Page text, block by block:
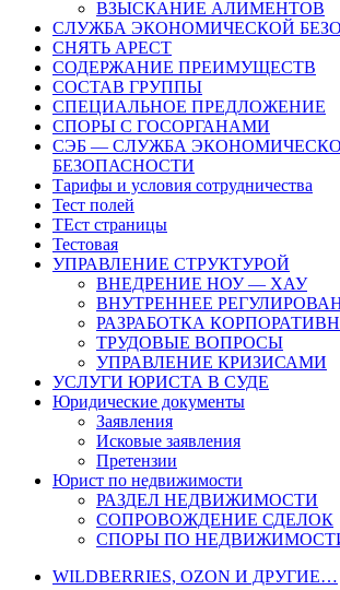
ВЗЫСКАНИЕ АЛИМЕНТОВ
СЛУЖБА ЭКОНОМИЧЕСКОЙ
СНЯТЬ АРЕСТ
СОДЕРЖАНИЕ ПРЕИМУЩЕСТВ
СОСТАВ ГРУППЫ
СПЕЦИАЛЬНОЕ ПРЕДЛОЖЕНИЕ
СПОРЫ С ГОСОРГАНАМИ
СЭБ — СЛУЖБА
БЕЗОПАСНОСТИ
Тарифы и условия сотрудничества
Тест полей
ТЕст страницы
Тестовая
УПРАВЛЕНИЕ СТРУКТУРОЙ
ВНЕДРЕНИЕ НОУ — ХАУ
ВНУТРЕННЕЕ
РАЗРАБОТКА
ТРУДОВЫЕ ВОПРОСЫ
УПРАВЛЕНИЕ КРИЗИСАМИ
УСЛУГИ ЮРИСТА В СУДЕ
Юридические документы
Заявления
Исковые заявления
Претензии
Юрист по недвижимости
РАЗДЕЛ НЕДВИЖИМОСТИ
СОПРОВОЖДЕНИЕ СДЕЛОК
СПОРЫ ПО
WILDBERRIES, OZON И ДРУГИЕ…